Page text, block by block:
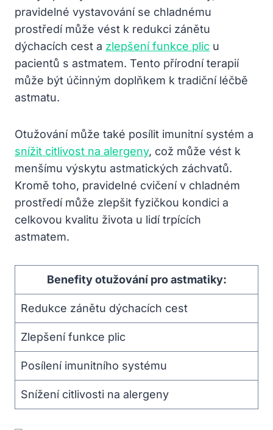
pravidelné vystavování se chladnému
prostředí může vést k redukci zánětu
dýchacích cest a zlepšení funkce plic u
pacientů s astmatem. Tento přírodní terapií
může být účinným doplňkem k tradiční léčbě
astmatu.
Otužování může také posílit imunitní systém a
snížit citlivost na alergeny, což může vést k
menšímu výskytu astmatických záchvatů.
Kromě toho, pravidelné cvičení v chladném
prostředí může zlepšit fyzičkou kondici a
celkovou kvalitu života u lidí trpících
astmatem.
Benefity otužování pro astmatiky:
Redukce zánětu dýchacích cest
Zlepšení funkce plic
Posílení imunitního systému
Snížení citlivosti na alergeny